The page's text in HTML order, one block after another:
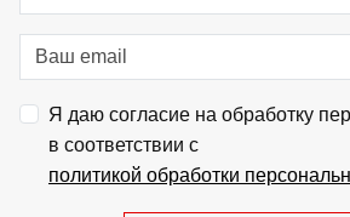
Я даю согласие на обработку
в соответствии с
политикой обработки